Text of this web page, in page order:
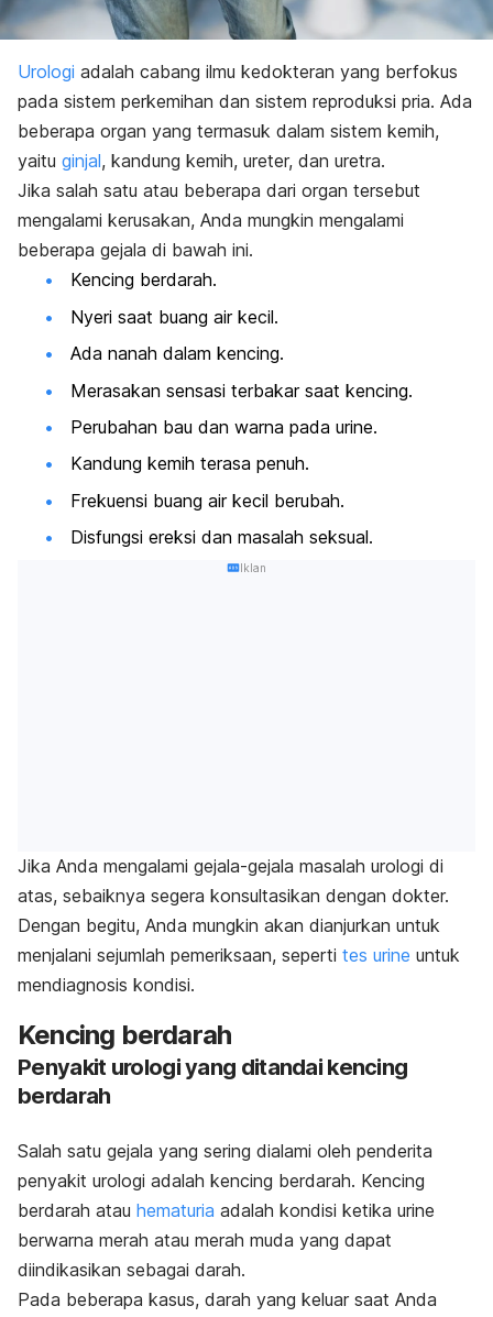
Urologi adalah cabang ilmu kedokteran yang berfokus
pada sistem perkemihan dan sistem reproduksi pria. Ada
beberapa organ yang termasuk dalam sistem kemih,
yaitu ginjal, kandung kemih, ureter, dan uretra.
Jika salah satu atau beberapa dari organ tersebut
mengalami kerusakan, Anda mungkin mengalami
beberapa gejala di bawah ini.
Kencing berdarah.
Nyeri saat buang air kecil.
Ada nanah dalam kencing.
Merasakan sensasi terbakar saat kencing.
Perubahan bau dan warna pada urine.
Kandung kemih terasa penuh.
Frekuensi buang air kecil berubah.
Disfungsi ereksi dan masalah seksual.
Iklan
Jika Anda mengalami gejala-gejala masalah urologi di
atas, sebaiknya segera konsultasikan dengan dokter.
Dengan begitu, Anda mungkin akan dianjurkan untuk
menjalani sejumlah pemeriksaan, seperti tes urine untuk
mendiagnosis kondisi.
Kencing berdarah
Penyakit urologi yang ditandai kencing
berdarah
Salah satu gejala yang sering dialami oleh penderita
penyakit urologi adalah kencing berdarah. Kencing
berdarah atau hematuria adalah kondisi ketika urine
berwarna merah atau merah muda yang dapat
diindikasikan sebagai darah.
Pada beberapa kasus, darah yang keluar saat Anda